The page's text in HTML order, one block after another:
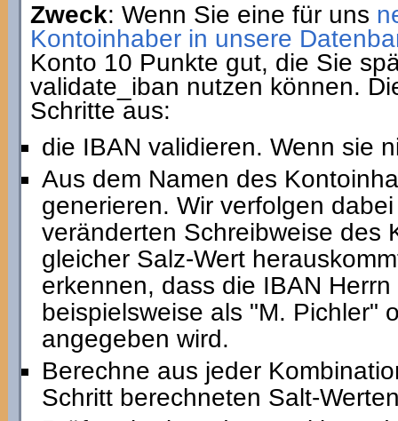
Zweck: Wenn Sie eine für uns
Kontoinhaber in unsere
Konto 10 Punkte gut, die Sie
validate_iban nutzen können.
Schritte aus:
die IBAN validieren. Wenn sie
Aus dem Namen des
generieren. Wir verfolgen
veränderten Schreibweise des
gleicher Salz-Wert
erkennen, dass die IBAN
beispielsweise als "M. Pichler"
angegeben wird.
Berechne aus jeder
Schritt berechneten Salt-